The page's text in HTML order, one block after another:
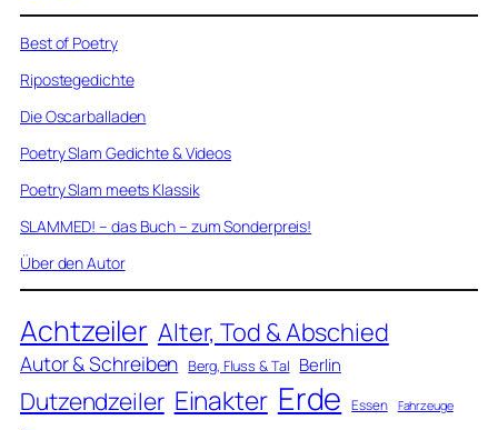
Best of Poetry
Ripostegedichte
Die Oscarballaden
Poetry Slam Gedichte & Videos
Poetry Slam meets Klassik
SLAMMED! – das Buch – zum Sonderpreis!
Über den Autor
Achtzeiler Alter, Tod & Abschied
Autor & Schreiben Berg, Fluss & Tal Berlin
Dutzendzeiler Einakter Erde Essen Fahrzeuge